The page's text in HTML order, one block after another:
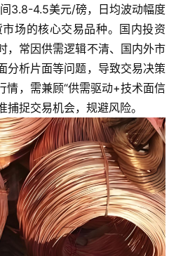
3.8-4.5美元/磅，日均波动幅度
场的核心交易品种。国内投资
，常因供需逻辑不清、国内外市
分析片面等问题，导致交易决策
情，需兼顾“供需驱动+技术面信
捉交易机会，规避风险。